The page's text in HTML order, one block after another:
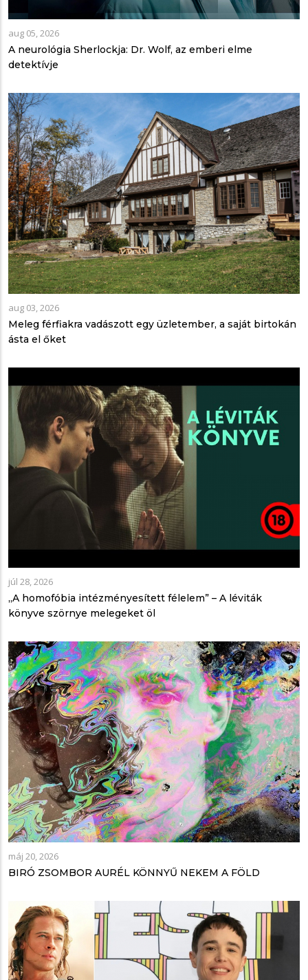
aug 05, 2026
A neurológia Sherlockja: Dr. Wolf, az emberi elme
detektívje
aug 03, 2026
Meleg férfiakra vadászott egy üzletember, a saját birtokán
ásta el őket
júl 28, 2026
„A homofóbia intézményesített félelem” – A léviták
könyve szörnye melegeket öl
máj 20, 2026
BIRÓ ZSOMBOR AURÉL KÖNNYŰ NEKEM A FÖLD